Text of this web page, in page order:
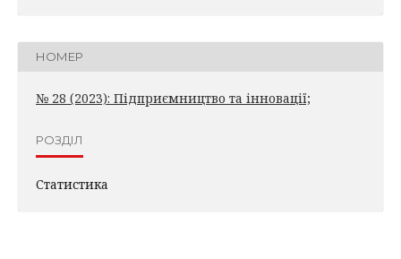
НОМЕР
№ 28 (2023): Підприємництво та інновації;
РОЗДІЛ
Статистика